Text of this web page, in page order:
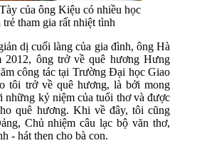
của ông Kiệu có nhiều học
tham gia rất nhiệt tình
dị cuối làng của gia đình, ông Hà
2012, ông trở về quê hương Hưng
công tác tại Trường Đại học Giao
tôi trở về quê hương, là bởi mong
những kỷ niệm của tuổi thơ và được
quê hương. Khi về đây, tôi cũng
Chủ nhiệm câu lạc bộ văn thơ,
- hát then cho bà con.